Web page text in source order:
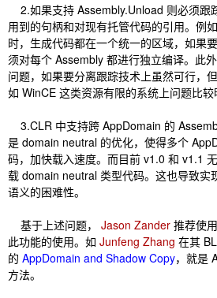
2.如果支持 Assembly.Unload 则必须跟
用到的句柄和对现有托管代码的引用。例
时，生成代码都在一个统一的区域，如果
须对每个 Assembly 都进行独立编译。此
问题，如果要分离跟踪技术上虽然可行，
如 WinCE 这类资源有限的系统上问题比较
3.CLR 中支持跨 AppDomain 的
是 domain neutral 的优化，使得多个
码，加快载入速度。而目前 v1.0 和 v1.1
载 domain neutral 类型代码。这也导致实
语义的困难性。
基于上述问题， Jason Zander 推荐使
此功能的使用。如 Junfeng Zhang 在其
的 AppDomain and Shadow Copy，就是
方法。